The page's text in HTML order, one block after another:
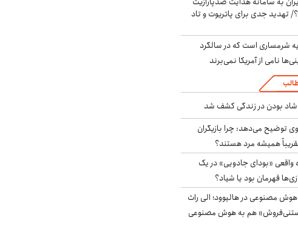
تهدید جدی برای پاتریوت و تاد
شرمساری است که در سالگرد
نامی از آمریکا نمی‌برند
شاد بودن در زندگی کشف شد
توضیح می‌دهد: چرا بازیگران
همیشه مرد هستند؟
واقعی «بودای جادویی» در یک
قهرمان بود یا شیاد؟
مصنوعی در هالیوود؛ الی راث
هم به هوش مصنوعی